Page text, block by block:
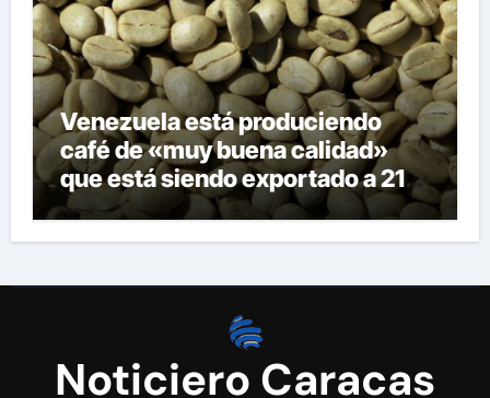
Venezuela está produciendo
café de «muy buena calidad»
que está siendo exportado a 21
países
Noticiero Caracas